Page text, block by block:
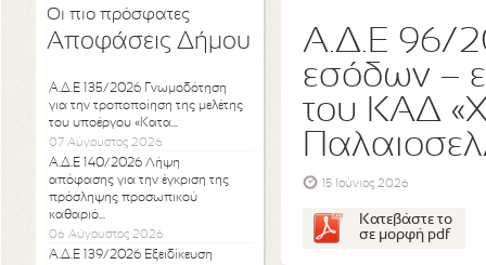
Οι πιο πρόσφατες
Αποφάσεις Δήμου
Α.Δ.Ε 135/2026 Γνωμοδότηση
για την τροποποίηση της μελέτης
του υποέργου «Κατα...
07 Αύγουστος 2026
Α.Δ.Ε 140/2026 Λήψη
απόφασης για την έγκριση της
πρόσληψης προσωπικού
καθαριό...
06 Αύγουστος 2026
Α.Δ.Ε 139/2026 Εξειδίκευση
Α.Δ.Ε 96/
εσόδων –
του ΚΑΔ
15 Ιούνιος 2026
Κατεβάστε το
σε μορφή pdf